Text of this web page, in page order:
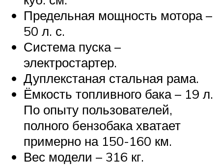
Предельная мощность мотора –
50 л. с.
Система пуска –
электростартер.
Дуплекстаная стальная рама.
Ёмкость топливного бака – 19 л.
По опыту пользователей,
полного бензобака хватает
примерно на 150-160 км.
Вес модели – 316 кг.